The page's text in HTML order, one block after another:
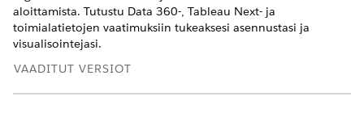
aloittamista. Tutustu Data 360-, Tableau Next- ja
toimialatietojen vaatimuksiin tukeaksesi asennustasi ja
visualisointejasi.
VAADITUT VERSIOT